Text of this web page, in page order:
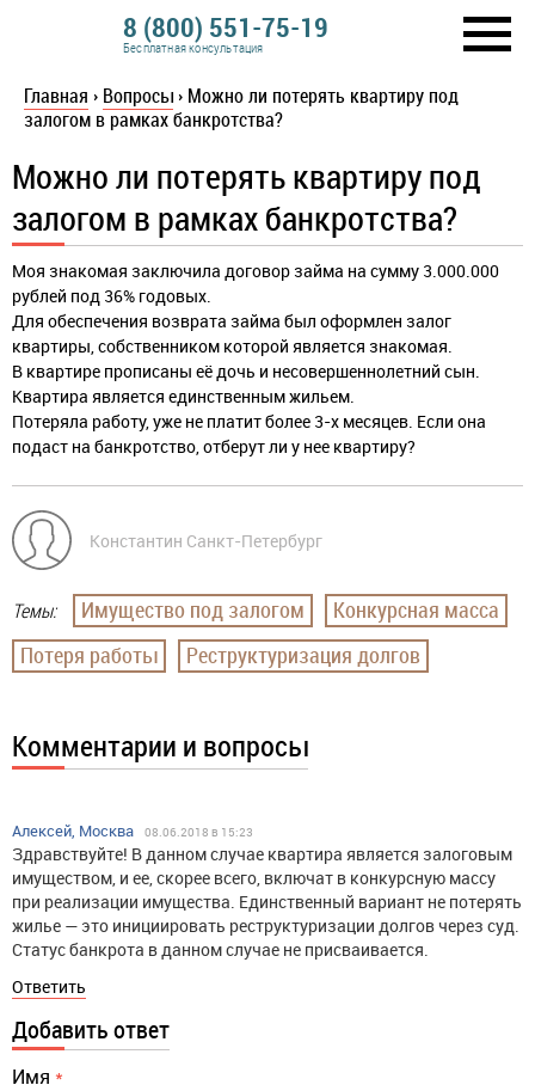
8 (800) 551-75-19
Бесплатная консультация
Главная › Вопросы › Можно ли потерять квартиру под
залогом в рамках банкротства?
Можно ли потерять квартиру под
залогом в рамках банкротства?
Моя знакомая заключила договор займа на сумму 3.000.000
рублей под 36% годовых.
Для обеспечения возврата займа был оформлен залог
квартиры, собственником которой является знакомая.
В квартире прописаны её дочь и несовершеннолетний сын.
Квартира является единственным жильем.
Потеряла работу, уже не платит более 3-х месяцев. Если она
подаст на банкротство, отберут ли у нее квартиру?
Константин Санкт-Петербург
Темы: Имущество под залогом
Конкурсная масса
Потеря работы
Реструктуризация долгов
Комментарии и вопросы
Алексей, Москва 08.06.2018 в 15:23
Здравствуйте! В данном случае квартира является залоговым
имуществом, и ее, скорее всего, включат в конкурсную массу
при реализации имущества. Единственный вариант не потерять
жилье — это инициировать реструктуризации долгов через суд.
Статус банкрота в данном случае не присваивается.
Ответить
Добавить ответ
Имя *